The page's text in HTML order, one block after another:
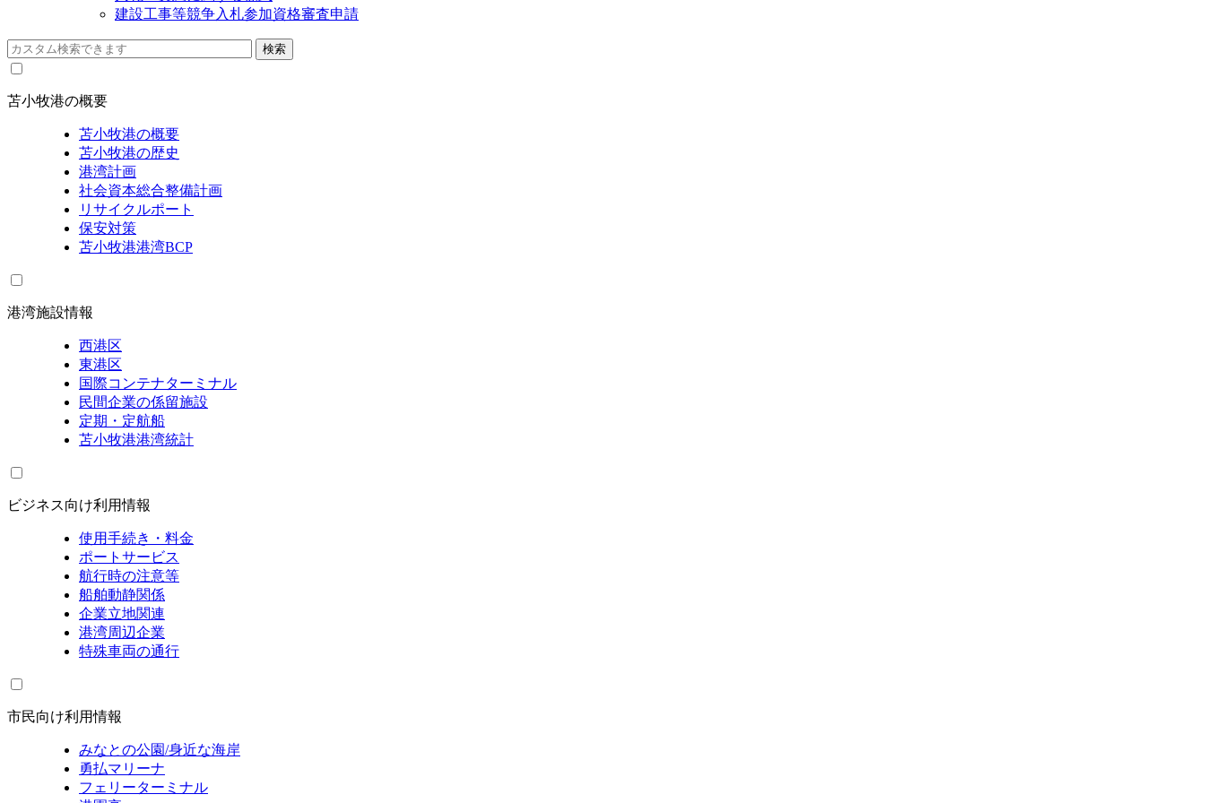
建設工事等競争入札参加資格審査申請
苫小牧港の概要
苫小牧港の概要
苫小牧港の歴史
港湾計画
社会資本総合整備計画
リサイクルポート
保安対策
苫小牧港港湾BCP
港湾施設情報
西港区
東港区
国際コンテナターミナル
民間企業の係留施設
定期・定航船
苫小牧港港湾統計
ビジネス向け利用情報
使用手続き・料金
ポートサービス
航行時の注意等
船舶動静関係
企業立地関連
港湾周辺企業
特殊車両の通行
市民向け利用情報
みなとの公園/身近な海岸
勇払マリーナ
フェリーターミナル